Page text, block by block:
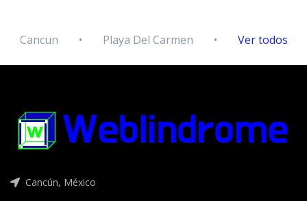
Cancun • Playa Del Carmen • Ver todos
Cancún, México